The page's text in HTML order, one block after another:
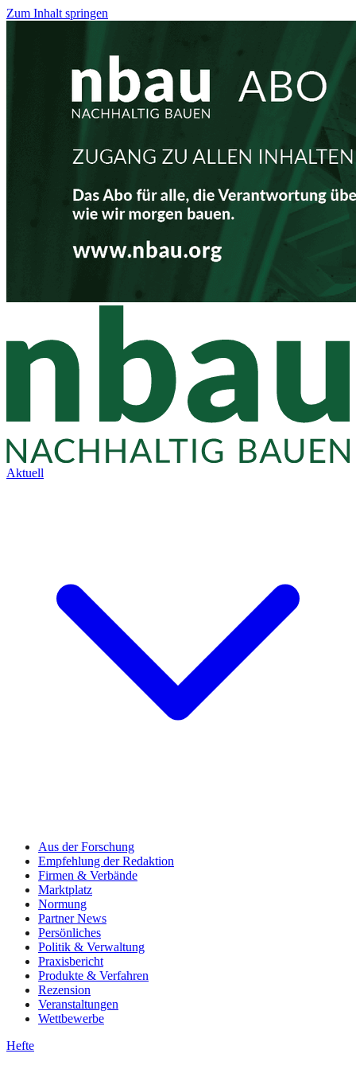
Zum Inhalt springen
Aktuell
Aus der Forschung
Empfehlung der Redaktion
Firmen & Verbände
Marktplatz
Normung
Partner News
Persönliches
Politik & Verwaltung
Praxisbericht
Produkte & Verfahren
Rezension
Veranstaltungen
Wettbewerbe
Hefte